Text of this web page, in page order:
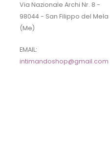
Via Nazionale Archi Nr. 8 -
98044 - San Filippo del Mela
(Me)
EMAIL:
intimandoshop@gmail.com